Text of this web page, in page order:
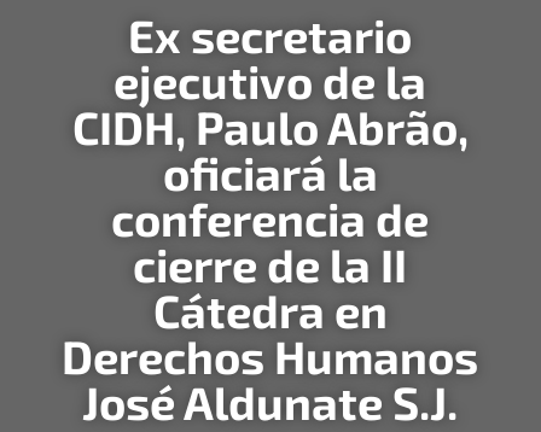
Ex secretario
ejecutivo de la
CIDH, Paulo Abrão,
oficiará la
conferencia de
cierre de la II
Cátedra en
Derechos Humanos
José Aldunate S.J.